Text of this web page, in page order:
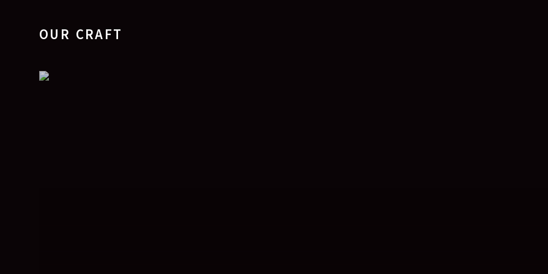
OUR CRAFT